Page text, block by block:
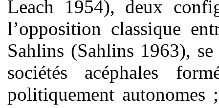
Leach 1954), deux
l’opposition classique
Sahlins (Sahlins 1963),
sociétés acéphales
politiquement autonomes